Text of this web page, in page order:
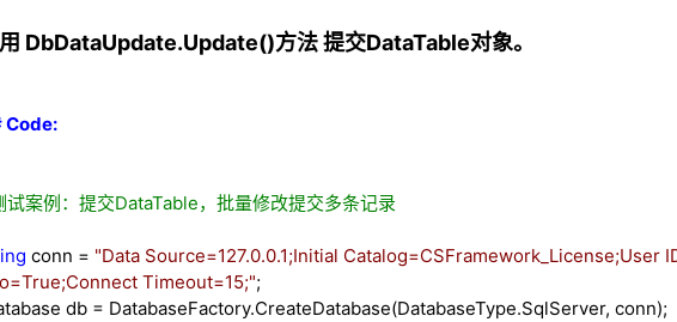
DbDataUpdate.Update()方法 提交DataTable对象。
Code:
试案例：提交DataTable，批量修改提交多条记录
conn = "Data Source=127.0.0.1;Initial
Timeout=15;";
db = DatabaseFactory.CreateDatabase(DatabaseType.SqlServer, conn);